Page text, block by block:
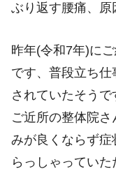
ぶり返す腰痛、原
昨年(令和7年)に
です、普段立ち仕
されていたそうで
ご近所の整体院
みが良くならず
らっしゃっていた